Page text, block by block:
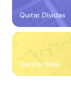
Quitar Dívidas
Ganhar Mais